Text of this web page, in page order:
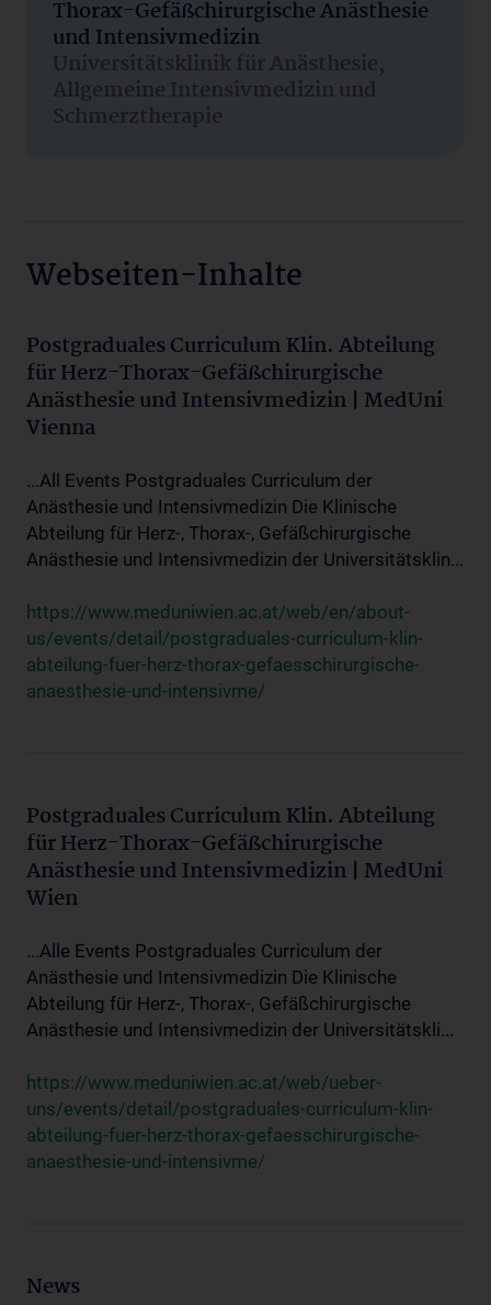
Thorax-Gefäßchirurgische Anästhesie
und Intensivmedizin
Universitätsklinik für Anästhesie,
Allgemeine Intensivmedizin und
Schmerztherapie
Webseiten-Inhalte
Postgraduales Curriculum Klin. Abteilung
für Herz-Thorax-Gefäßchirurgische
Anästhesie und Intensivmedizin | MedUni
Vienna
...All Events Postgraduales Curriculum der
Anästhesie und Intensivmedizin Die Klinische
Abteilung für Herz-, Thorax-, Gefäßchirurgische
Anästhesie und Intensivmedizin der Universitätsklin...
https://www.meduniwien.ac.at/web/en/about-
us/events/detail/postgraduales-curriculum-klin-
abteilung-fuer-herz-thorax-gefaesschirurgische-
anaesthesie-und-intensivme/
Postgraduales Curriculum Klin. Abteilung
für Herz-Thorax-Gefäßchirurgische
Anästhesie und Intensivmedizin | MedUni
Wien
...Alle Events Postgraduales Curriculum der
Anästhesie und Intensivmedizin Die Klinische
Abteilung für Herz-, Thorax-, Gefäßchirurgische
Anästhesie und Intensivmedizin der Universitätskli...
https://www.meduniwien.ac.at/web/ueber-
uns/events/detail/postgraduales-curriculum-klin-
abteilung-fuer-herz-thorax-gefaesschirurgische-
anaesthesie-und-intensivme/
News